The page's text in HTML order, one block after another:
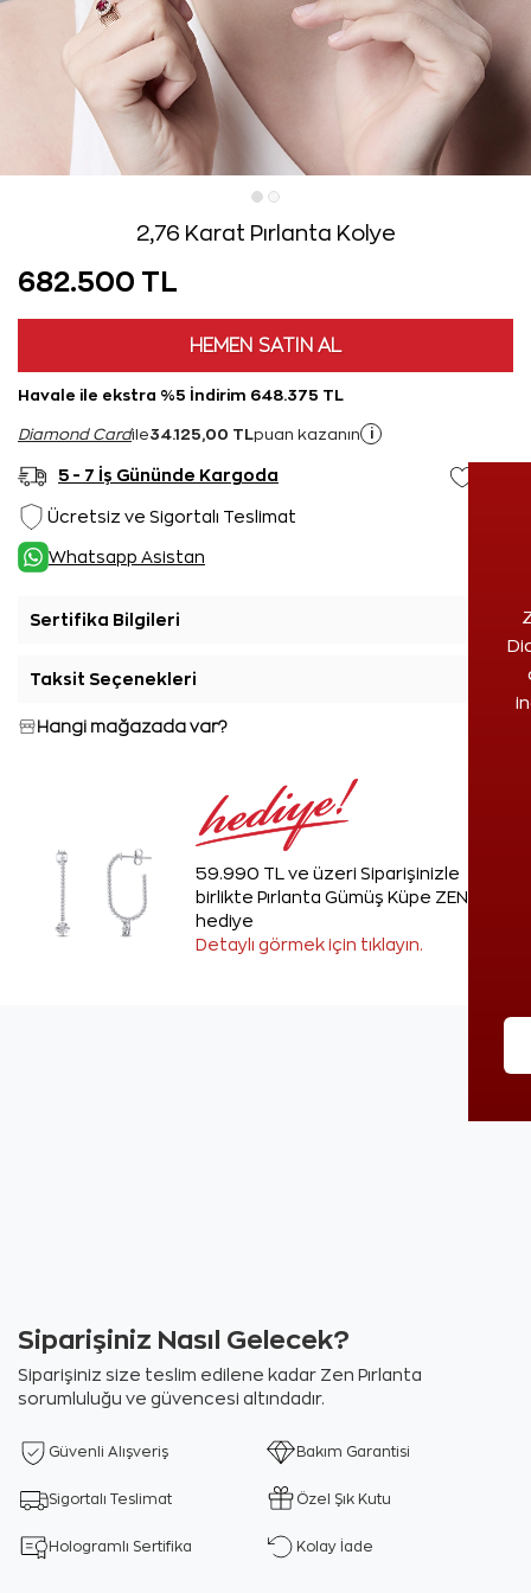
2,76 Karat Pırlanta Kolye
682.500 TL
HEMEN SATIN AL
Havale ile ekstra %5 İndirim 648.375 TL
Diamond Cardile34.125,00 TL puan kazanın i
5 - 7 İş Gününde Kargoda
Ücretsiz ve Sigortalı Teslimat
Whatsapp Asistan
Sertifika Bilgileri
Taksit Seçenekleri
Hangi mağazada var?
59.990 TL ve üzeri Siparişinizle
birlikte Pırlanta Gümüş Küpe ZEN'den
hediye
Detaylı görmek için tıklayın.
Siparişiniz Nasıl Gelecek?
Siparişiniz size teslim edilene kadar Zen Pırlanta
sorumluluğu ve güvencesi altındadır.
Güvenli Alışveriş Bakım Garantisi
Sigortalı Teslimat Özel Şık Kutu
Hologramlı Sertifika Kolay İade